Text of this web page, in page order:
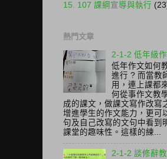
15. 107 課綱宣導與執行
熱門文章
2-1-2 低年級
低年作文如何
進行 ? 而當教
用，連上課都
何從事作文教
成的課文，做課文寫作改寫
增進學生的作文能力，更可
句及自己改寫的文句中看到
課堂的趣味性。這樣的練...
2-1-2 談修辭